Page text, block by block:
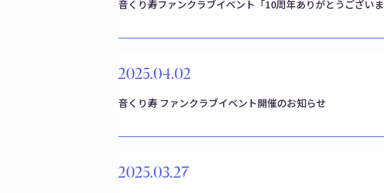
音くり寿ファンクラブイベント「10周年ありがとうござい
2025.04.02
音くり寿 ファンクラブイベント開催のお知らせ
2025.03.27